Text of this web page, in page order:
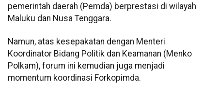
pemerintah daerah (Pemda) berprestasi di wilayah
Maluku dan Nusa Tenggara.
Namun, atas kesepakatan dengan Menteri
Koordinator Bidang Politik dan Keamanan (Menko
Polkam), forum ini kemudian juga menjadi
momentum koordinasi Forkopimda.